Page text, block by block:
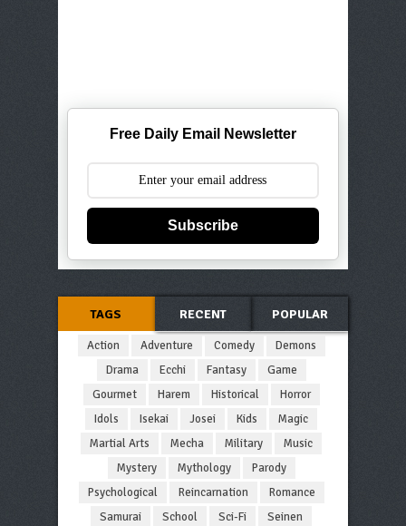
Free Daily Email Newsletter
Subscribe
TAGS RECENT POPULAR
Action Adventure Comedy
Demons
Drama
Ecchi Fantasy
Game
Gourmet
Harem Historical
Horror
Idols
Isekai Josei Kids
Magic
Martial Arts
Mecha Military
Music
Mystery
Mythology
Parody
Psychological
Reincarnation
Romance
Samurai
School Sci-Fi
Seinen